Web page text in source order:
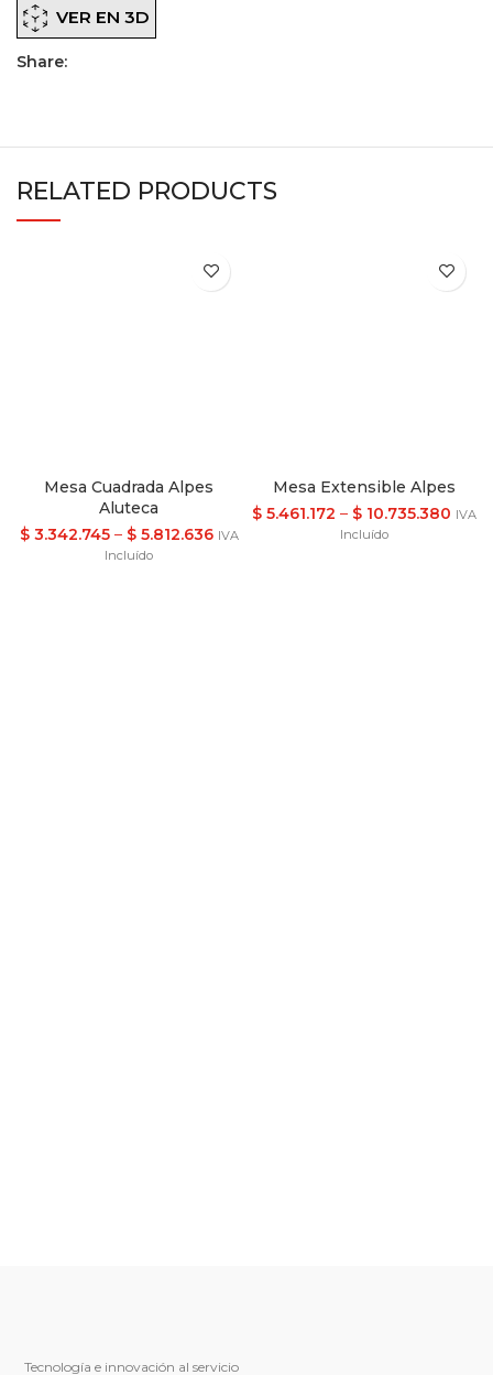
VER EN 3D
Share:
RELATED PRODUCTS
Mesa Cuadrada Alpes
Aluteca
$3.342.745– $5.812.636 IVA
Incluído
Mesa Extensible Alpes
$ 5.461.172 – $ 10.735.380 IVA
Incluído
Tecnología e innovación al servicio